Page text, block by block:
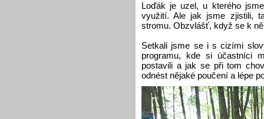
Loďák je uzel, u kterého
využití. Ale jak jsme zjistili,
stromu. Obzvlášť, když se k
Setkali jsme se i s cizími
programu, kde si účastníci
postavili a jak se při tom
odnést nějaké poučení a lépe